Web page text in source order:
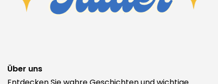
Über uns